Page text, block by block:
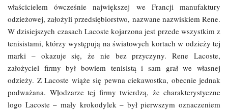
właścicielem ówcześnie największej we Francji manufaktury
odzieżowej, założyli przedsiębiorstwo, nazwane nazwiskiem Rene.
W dzisiejszych czasach Lacoste kojarzona jest przede wszystkim z
tenisistami, którzy występują na światowych kortach w odzieży tej
marki – okazuje się, że nie bez przyczyny. Rene Lacoste,
założyciel firmy był bowiem tenisistą i sam grał we własnej
odzieży. Z Lacoste wiąże się pewna ciekawostka, obecnie jednak
podważana. Włodzarze tej firmy twierdzą, że charakterystyczne
logo Lacoste – mały krokodylek – był pierwszym oznaczeniem